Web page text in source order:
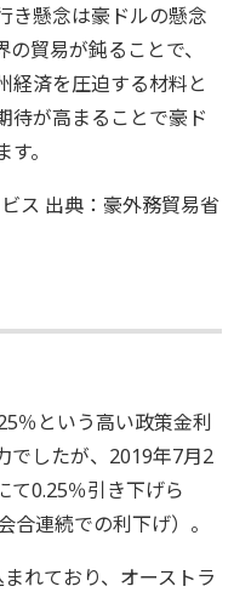
き懸念は豪ドルの懸念
貿易が鈍ることで、
経済を圧迫する材料と
待が高まることで豪ド
。
ス 出典：豪外務貿易省
％という高い政策金利
でしたが、2019年7月2
て0.25％引き下げら
合連続での利下げ）。
れており、オーストラ